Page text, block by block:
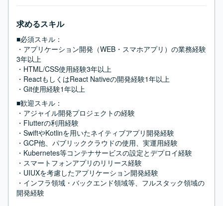
求めるスキル
■必須スキル：
・アプリケーション開発（WEB・スマホアプリ）の業務経験
3年以上
・HTML/CSS使用経験3年以上
・ReactもしくはReact Nativeの開発経験1年以上
・Git使用経験1年以上
■歓迎スキル：
・アジャイル開発プロジェクトの経験
・Flutterの利用経験
・SwiftやKotlinを用いたネイティブアプリ開発経験
・GCP他、パブリッククラウドの使用、実運用経験
・Kubernetes等コンテナサービスの設定とデプロイ経験
・スマートフォンアプリのリリース経験
・UIUXを考慮したアプリケーション開発経験
・インフラ領域・バックエンド領域等、フルスタック領域の
開発経験